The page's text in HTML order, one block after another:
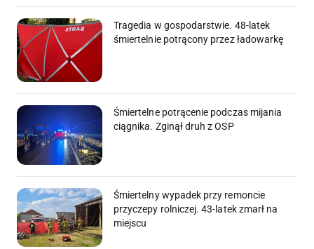
Tragedia w gospodarstwie. 48-latek
śmiertelnie potrącony przez ładowarkę
Śmiertelne potrącenie podczas mijania
ciągnika. Zginął druh z OSP
Śmiertelny wypadek przy remoncie
przyczepy rolniczej. 43-latek zmarł na
miejscu